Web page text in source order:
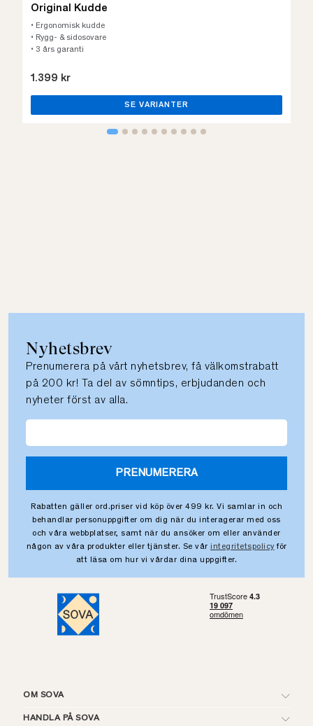
Original Kudde
• Ergonomisk kudde
• Rygg- & sidosovare
• 3 års garanti
1.399 kr
SE VARIANTER
Nyhetsbrev
Prenumerera på vårt nyhetsbrev, få välkomstrabatt
på 200 kr! Ta del av sömntips, erbjudanden och
nyheter först av alla.
PRENUMERERA
Rabatten gäller ord.priser vid köp över 499 kr. Vi samlar in och
behandlar personuppgifter om dig när du interagerar med oss
och våra webbplatser, samt när du ansöker om eller använder
någon av våra produkter eller tjänster. Se vår integritetspolicy för
att läsa om hur vi vårdar dina uppgifter.
OM SOVA
HANDLA PÅ SOVA